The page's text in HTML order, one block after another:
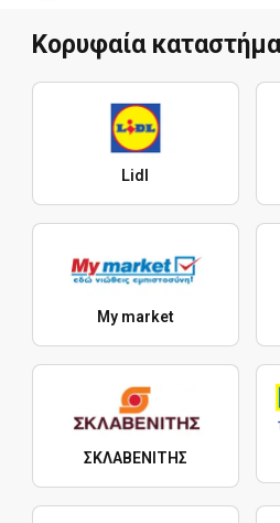
Κορυφαία
Lidl
My market
ΣΚΛΑΒΕΝΙΤΗΣ